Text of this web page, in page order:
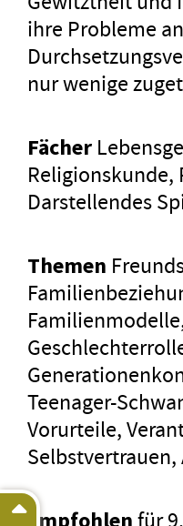
ihre Probleme
nur wenige
Fächer
Religionskunde,
Darstellendes
Themen
Teenager-
Vorurteile,
empfohlenfür